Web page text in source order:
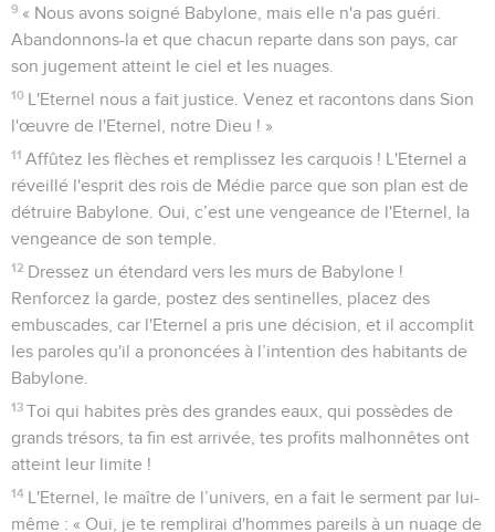
9 « Nous avons soigné Babylone, mais elle n'a pas guéri.
Abandonnons-la et que chacun reparte dans son pays, car
son jugement atteint le ciel et les nuages.
10 L'Eternel nous a fait justice. Venez et racontons dans Sion
l'œuvre de l'Eternel, notre Dieu ! »
11 Affûtez les flèches et remplissez les carquois ! L'Eternel a
réveillé l'esprit des rois de Médie parce que son plan est de
détruire Babylone. Oui, c’est une vengeance de l'Eternel, la
vengeance de son temple.
12 Dressez un étendard vers les murs de Babylone !
Renforcez la garde, postez des sentinelles, placez des
embuscades, car l'Eternel a pris une décision, et il accomplit
les paroles qu'il a prononcées à l’intention des habitants de
Babylone.
13 Toi qui habites près des grandes eaux, qui possèdes de
grands trésors, ta fin est arrivée, tes profits malhonnêtes ont
atteint leur limite !
14 L'Eternel, le maître de l’univers, en a fait le serment par lui-
même : « Oui, je te remplirai d'hommes pareils à un nuage de